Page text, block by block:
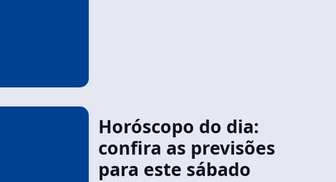
Horóscopo do dia:
confira as previsões
para este sábado